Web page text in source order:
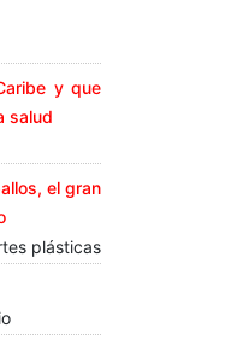
y que
salud
el gran
plásticas